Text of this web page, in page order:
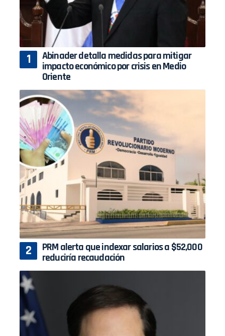
Abinader detalla medidas para mitigar
impacto económico por crisis en Medio
Oriente
PRM alerta que indexar salarios a $52,000
reduciría recaudación